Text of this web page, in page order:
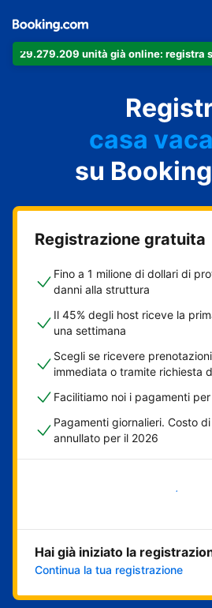
29.279.209 unità già online: registra
il tuo
il tuo
casa
la tua guest
il tuo
su
Registrazione gratuita
Fino a 1 milione di dollari di
danni alla struttura
Il 45% degli host riceve la
una settimana
Scegli se ricevere
immediata o tramite richiesta
Facilitiamo noi i pagamenti
Pagamenti giornalieri. Costo
annullato per il 2026
Inizia ora
Hai già iniziato la
Continua la tua registrazione